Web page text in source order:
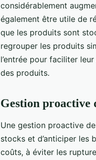
considérablement
également être utile de
que les produits sont
regrouper les produits
l’entrée pour faciliter
des produits.
Gestion proactive
Une gestion proactive
stocks et d’anticiper les
coûts, à éviter les